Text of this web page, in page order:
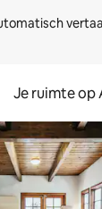
Je ruimte op